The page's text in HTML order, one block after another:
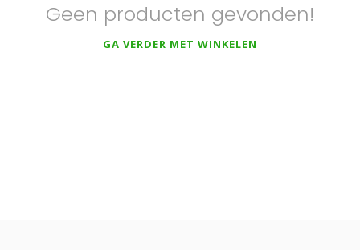
Geen producten gevonden!
GA VERDER MET WINKELEN